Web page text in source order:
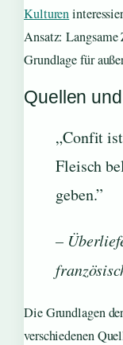
Kulturen
Ansatz:
Grundlage für
Quellen
„Confit
Fleisch
geben.”
–
Die Grundlagen
verschiedenen